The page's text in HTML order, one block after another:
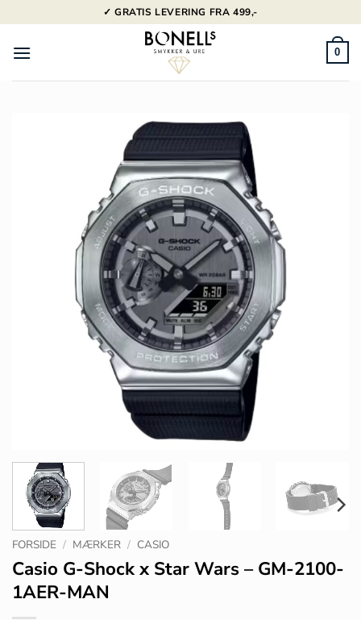
til
indhold
✓ GRATIS LEVERING FRA 499,-
0
FORSIDE / MÆRKER / CASIO
Casio G-Shock x Star Wars – GM-2100-
1AER-MAN